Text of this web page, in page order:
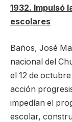
1932. Impulsó
escolares
Baños, José
nacional del
el 12 de
acción
impedían el
escolar,